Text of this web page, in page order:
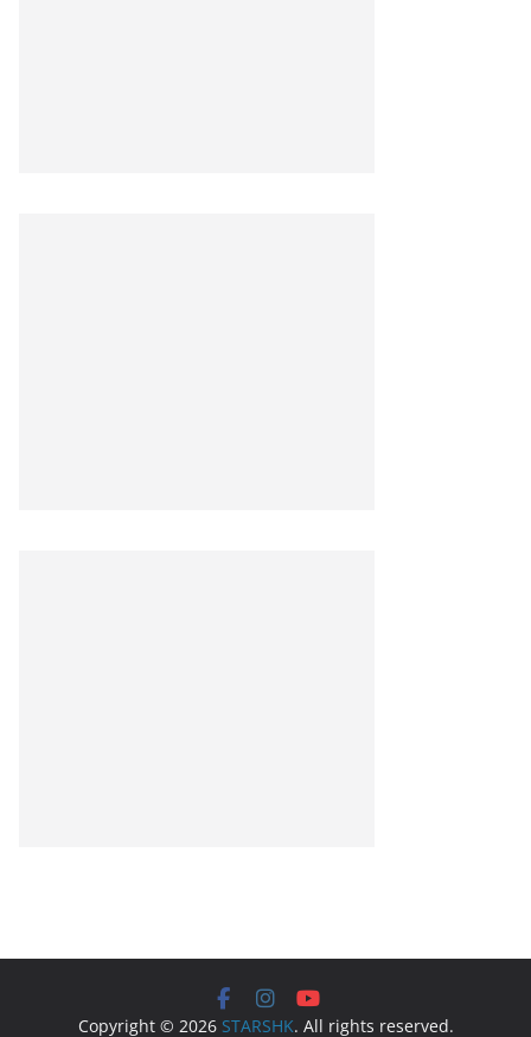
Copyright © 2026 STARSHK. All rights reserved.